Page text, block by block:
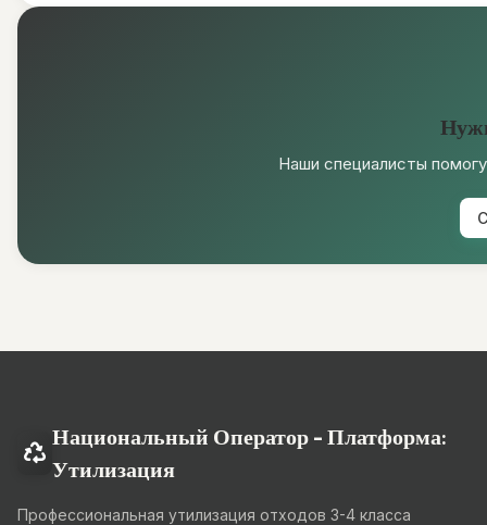
Наши специалисты
Национальный Оператор - Платформа:
Утилизация
Профессиональная утилизация отходов 3-4 класса